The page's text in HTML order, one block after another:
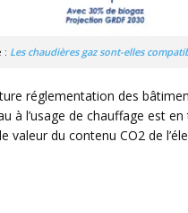
: Les chaudières gaz sont-elles
réglementation des
à l’usage de chauffage est
valeur du contenu CO2 de